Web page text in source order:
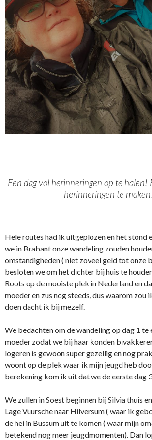
Een dag vol herinneringen op te halen!
herinneringen te
Hele routes had ik uitgeplozen en het stond
we in Brabant onze wandeling zouden
omstandigheden ( niet zoveel geld tot onze
besloten we om het dichter bij huis te
Roots op de mooiste plek in Nederland en
moeder en zus nog steeds, dus waarom zou
doen dacht ik bij mezelf.
We bedachten om de wandeling op dag 1 te
moeder zodat we bij haar konden
logeren is gewoon super gezellig en nog
woont op de plek waar ik mijn jeugd heb
berekening kom ik uit dat we de eerste dag
We zullen in Soest beginnen bij Silvia thuis
Lage Vuursche naar Hilversum ( waar ik
de hei in Bussum uit te komen ( waar mijn
betekend nog meer jeugdmomenten). Dan